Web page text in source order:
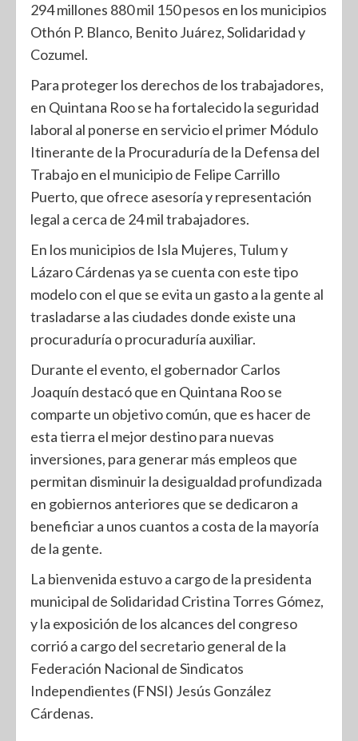
294 millones 880 mil 150 pesos en los municipios
Othón P. Blanco, Benito Juárez, Solidaridad y
Cozumel.
Para proteger los derechos de los trabajadores,
en Quintana Roo se ha fortalecido la seguridad
laboral al ponerse en servicio el primer Módulo
Itinerante de la Procuraduría de la Defensa del
Trabajo en el municipio de Felipe Carrillo
Puerto, que ofrece asesoría y representación
legal a cerca de 24 mil trabajadores.
En los municipios de Isla Mujeres, Tulum y
Lázaro Cárdenas ya se cuenta con este tipo
modelo con el que se evita un gasto a la gente al
trasladarse a las ciudades donde existe una
procuraduría o procuraduría auxiliar.
Durante el evento, el gobernador Carlos
Joaquín destacó que en Quintana Roo se
comparte un objetivo común, que es hacer de
esta tierra el mejor destino para nuevas
inversiones, para generar más empleos que
permitan disminuir la desigualdad profundizada
en gobiernos anteriores que se dedicaron a
beneficiar a unos cuantos a costa de la mayoría
de la gente.
La bienvenida estuvo a cargo de la presidenta
municipal de Solidaridad Cristina Torres Gómez,
y la exposición de los alcances del congreso
corrió a cargo del secretario general de la
Federación Nacional de Sindicatos
Independientes (FNSI) Jesús González
Cárdenas.